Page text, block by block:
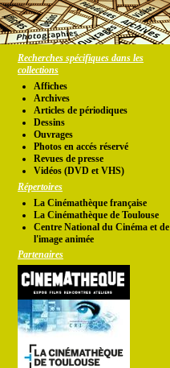
Recherches spécifiques dans les
collections
Affiches
Archives
Articles de périodiques
Dessins
Ouvrages
Photos en accés réservé
Revues de presse
Vidéos (DVD et VHS)
Répertoires
La Cinémathèque française
La Cinémathèque de Toulouse
Centre National du Cinéma et de
l'image animée
Partenaires